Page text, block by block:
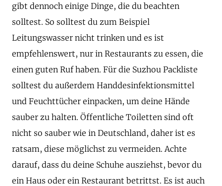
gibt dennoch einige Dinge, die du beachten
solltest. So solltest du zum Beispiel
Leitungswasser nicht trinken und es ist
empfehlenswert, nur in Restaurants zu essen, die
einen guten Ruf haben. Für die Suzhou Packliste
solltest du außerdem Handdesinfektionsmittel
und Feuchttücher einpacken, um deine Hände
sauber zu halten. Öffentliche Toiletten sind oft
nicht so sauber wie in Deutschland, daher ist es
ratsam, diese möglichst zu vermeiden. Achte
darauf, dass du deine Schuhe ausziehst, bevor du
ein Haus oder ein Restaurant betrittst. Es ist auch